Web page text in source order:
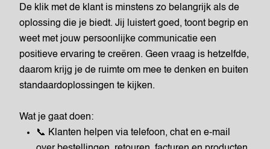
De klik met de klant is minstens zo belangrijk als de
oplossing die je biedt. Jij luistert goed, toont begrip en
weet met jouw persoonlijke communicatie een
positieve ervaring te creëren. Geen vraag is hetzelfde,
daarom krijg je de ruimte om mee te denken en buiten
standaardoplossingen te kijken.
Wat je gaat doen:
📞 Klanten helpen via telefoon, chat en e-mail